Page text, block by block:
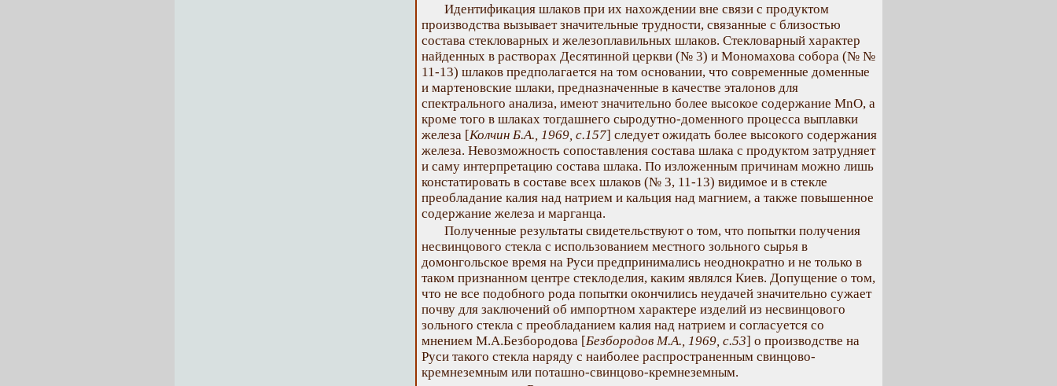
Идентификация шлаков при их нахождении вне связи с продуктом
производства вызывает значительные трудности, связанные с близостью
состава стекловарных и железоплавильных шлаков. Стекловарный характер
найденных в растворах Десятинной церкви (№ 3) и Мономахова собора (№ №
11-13) шлаков предполагается на том основании, что современные доменные
и мартеновские шлаки, предназначенные в качестве эталонов для
спектрального анализа, имеют значительно более высокое содержание MnO, а
кроме того в шлаках тогдашнего сыродутно-доменного процесса выплавки
железа [Колчин Б.А., 1969, c.157] следует ожидать более высокого содержания
железа. Невозможность сопоставления состава шлака с продуктом затрудняет
и саму интерпретацию состава шлака. По изложенным причинам можно лишь
констатировать в составе всех шлаков (№ 3, 11-13) видимое и в стекле
преобладание калия над натрием и кальция над магнием, а также повышенное
содержание железа и марганца.
Полученные результаты свидетельствуют о том, что попытки получения
несвинцового стекла с использованием местного зольного сырья в
домонгольское время на Руси предпринимались неоднократно и не только в
таком признанном центре стеклоделия, каким являлся Киев. Допущение о том,
что не все подобного рода попытки окончились неудачей значительно сужает
почву для заключений об импортном характере изделий из несвинцового
зольного стекла с преобладанием калия над натрием и согласуется со
мнением М.А.Безбородова [Безбородов М.А., 1969, с.53] о производстве на
Руси такого стекла наряду с наиболее распространенным свинцово-
кремнеземным или поташно-свинцово-кремнеземным.